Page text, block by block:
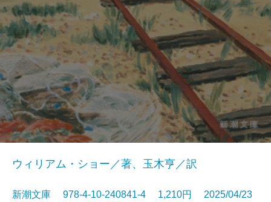
ウィリアム・ショー／著、玉木亨／訳
新潮文庫 978-4-10-240841-4 1,210円 2025/04/23